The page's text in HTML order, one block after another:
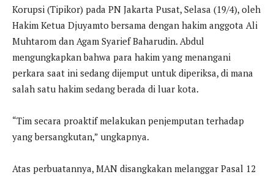
Korupsi (Tipikor) pada PN Jakarta Pusat, Selasa (19/4), oleh
Hakim Ketua Djuyamto bersama dengan hakim anggota Ali
Muhtarom dan Agam Syarief Baharudin. Abdul
mengungkapkan bahwa para hakim yang menangani
perkara saat ini sedang dijemput untuk diperiksa, di mana
salah satu hakim sedang berada di luar kota.
“Tim secara proaktif melakukan penjemputan terhadap
yang bersangkutan,” ungkapnya.
Atas perbuatannya, MAN disangkakan melanggar Pasal 12